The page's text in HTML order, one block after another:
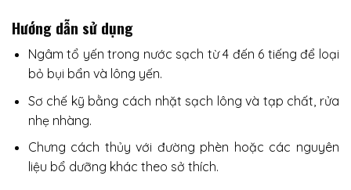
Hướng dẫn sử dụng
Ngâm tổ yến trong nước sạch từ 4 đến 6 tiếng để loại
bỏ bụi bẩn và lông yến.
Sơ chế kỹ bằng cách nhặt sạch lông và tạp chất, rửa
nhẹ nhàng.
Chưng cách thủy với đường phèn hoặc các nguyên
liệu bổ dưỡng khác theo sở thích.